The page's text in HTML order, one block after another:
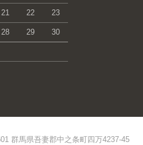
21 22 23
28 29 30
群馬県吾妻郡中之条町四万4237-45